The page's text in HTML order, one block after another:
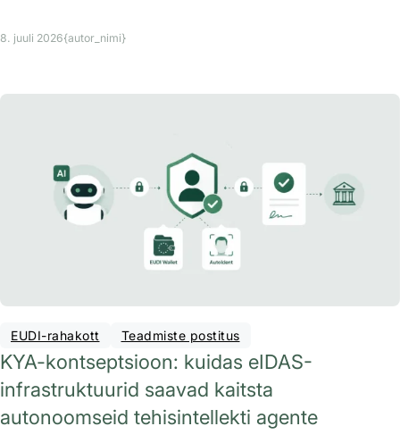
8. juuli 2026{autor_nimi}
EUDI-rahakott Teadmiste postitus
KYA-kontseptsioon: kuidas eIDAS-
infrastruktuurid saavad kaitsta
autonoomseid tehisintellekti agente